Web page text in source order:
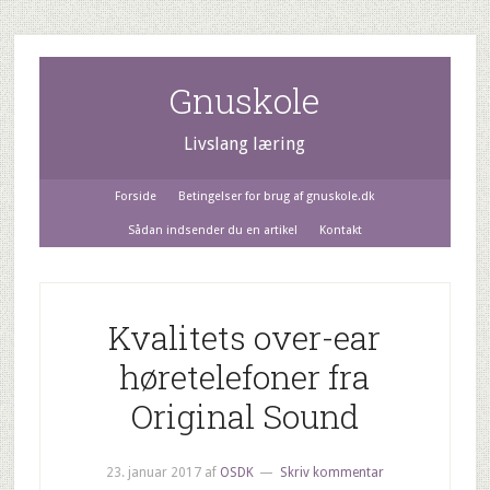
Gnuskole
Livslang læring
Forside Betingelser for brug af gnuskole.dk
Sådan indsender du en artikel Kontakt
Kvalitets over-ear
høretelefoner fra
Original Sound
23. januar 2017af OSDK Skriv kommentar